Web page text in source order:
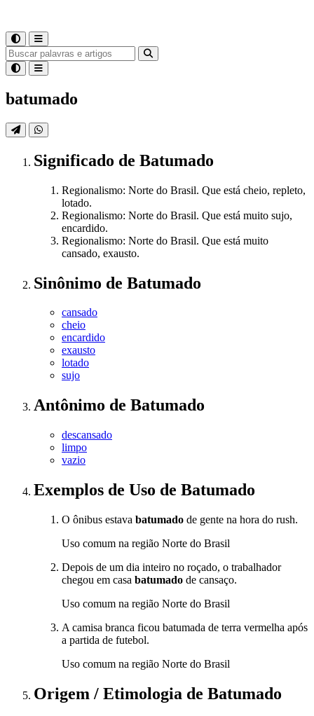
batumado
Significado de Batumado
Regionalismo: Norte do Brasil. Que está cheio, repleto,
lotado.
Regionalismo: Norte do Brasil. Que está muito sujo,
encardido.
Regionalismo: Norte do Brasil. Que está muito
cansado, exausto.
Sinônimo de Batumado
cansado
cheio
encardido
exausto
lotado
sujo
Antônimo de Batumado
descansado
limpo
vazio
Exemplos de Uso de Batumado
O ônibus estava batumado de gente na hora do rush.
Uso comum na região Norte do Brasil
Depois de um dia inteiro no roçado, o trabalhador
chegou em casa batumado de cansaço.
Uso comum na região Norte do Brasil
A camisa branca ficou batumada de terra vermelha após
a partida de futebol.
Uso comum na região Norte do Brasil
Origem / Etimologia de Batumado